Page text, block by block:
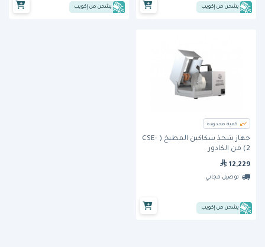
يشحن من إكويب يشحن من إكويب
كمية محدودة
جهاز شحذ سكاكين المطبخ ( CSE-
2) من الكادور
12,229
توصيل مجاني
يشحن من إكويب